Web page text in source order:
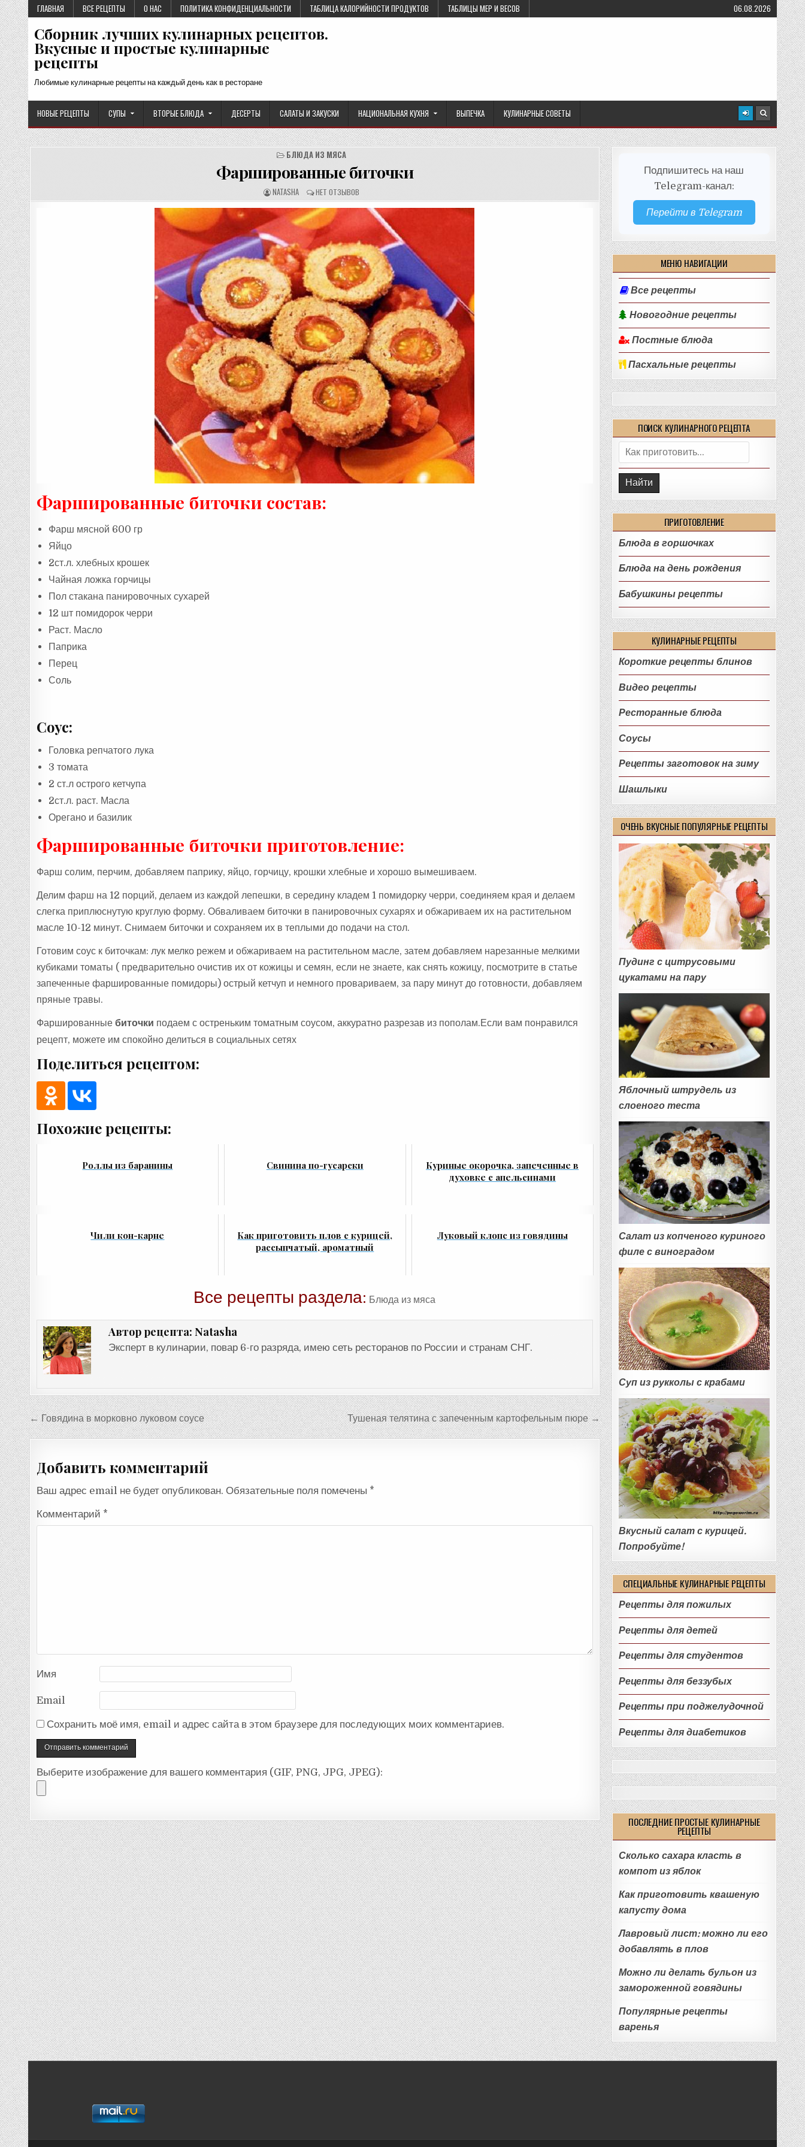
Перейти
к
содержимому
ГЛАВНАЯ ВСЕ РЕЦЕПТЫ О НАС ПОЛИТИКА КОНФИДЕНЦИАЛЬНОСТИ ТАБЛИЦА КАЛОРИЙНОСТИ ПРОДУКТОВ ТАБЛИЦЫ МЕР И ВЕСОВ 06.08.2026
Сборник лучших кулинарных рецептов.
Вкусные и простые кулинарные
рецепты
Любимые кулинарные рецепты на каждый день как в ресторане
НОВЫЕ РЕЦЕПТЫ СУПЫ ВТОРЫЕ БЛЮДА ДЕСЕРТЫ САЛАТЫ И ЗАКУСКИ НАЦИОНАЛЬНАЯ КУХНЯ ВЫПЕЧКА КУЛИНАРНЫЕ СОВЕТЫ
БЛЮДА ИЗ МЯСА
Фаршированные биточки
А
В
Т
О
Р
Е
Ц
Е
П
Т
А
:
NATASHA О
Т
З
Ы
В
Ы
:
НЕТ ОТЗЫВОВ
Фаршированные биточки состав:
Фарш мясной 600 гр
Яйцо
2ст.л. хлебных крошек
Чайная ложка горчицы
Пол стакана панировочных сухарей
12 шт помидорок черри
Раст. Масло
Паприка
Перец
Соль
Соус:
Головка репчатого лука
3 томата
2 ст.л острого кетчупа
2ст.л. раст. Масла
Орегано и базилик
Фаршированные биточки приготовление:
Фарш солим, перчим, добавляем паприку, яйцо, горчицу, крошки хлебные и хорошо вымешиваем.
Делим фарш на 12 порций, делаем из каждой лепешки, в середину кладем 1 помидорку черри, соединяем края и делаем
слегка приплюснутую круглую форму. Обваливаем биточки в панировочных сухарях и обжариваем их на растительном
масле 10-12 минут. Снимаем биточки и сохраняем их в теплыми до подачи на стол.
Готовим соус к биточкам: лук мелко режем и обжариваем на растительном масле, затем добавляем нарезанные мелкими
кубиками томаты ( предварительно очистив их от кожицы и семян, если не знаете, как снять кожицу, посмотрите в статье
запеченные фаршированные помидоры) острый кетчуп и немного провариваем, за пару минут до готовности, добавляем
пряные травы.
Фаршированныебиточки подаем с остреньким томатным соусом, аккуратно разрезав из пополам.Если вам понравился
рецепт, можете им спокойно делиться в социальных сетях
Поделиться рецептом:
Похожие рецепты:
Роллы из баранины Свинина по-гусарски
Куриные окорочка, запеченные в
духовке с апельсинами
Чили кон-карне
Как приготовить плов с курицей,
рассыпчатый, ароматный
Луковый клопс из говядины
Все рецепты раздела: Блюда из мяса
Автор рецепта: Natasha
Эксперт в кулинарии, повар 6-го разряда, имею сеть ресторанов по России и странам СНГ.
Навигация
по
записям
← Говядина в морковно луковом соусе Тушеная телятина с запеченным картофельным пюре →
Добавить комментарий
Ваш адрес email не будет опубликован. Обязательные поля помечены *
Комментарий *
Имя
Email
Сохранить моё имя, email и адрес сайта в этом браузере для последующих моих комментариев.
Выберите изображение для вашего комментария (GIF, PNG, JPG, JPEG):
Подпишитесь на наш
Telegram-канал:
Перейти в Telegram
МЕНЮ НАВИГАЦИИ
Все рецепты
Новогодние рецепты
Постные блюда
Пасхальные рецепты
ПОИСК КУЛИНАРНОГО РЕЦЕПТА
Поиск:
ПРИГОТОВЛЕНИЕ
Блюда в горшочках
Блюда на день рождения
Бабушкины рецепты
КУЛИНАРНЫЕ РЕЦЕПТЫ
Короткие рецепты блинов
Видео рецепты
Ресторанные блюда
Соусы
Рецепты заготовок на зиму
Шашлыки
ОЧЕНЬ ВКУСНЫЕ ПОПУЛЯРНЫЕ РЕЦЕПТЫ
Пудинг с цитрусовыми
цукатами на пару
Яблочный штрудель из
слоеного теста
Салат из копченого куриного
филе с виноградом
Суп из рукколы с крабами
Вкусный салат с курицей.
Попробуйте!
СПЕЦИАЛЬНЫЕ КУЛИНАРНЫЕ РЕЦЕПТЫ
Рецепты для пожилых
Рецепты для детей
Рецепты для студентов
Рецепты для беззубых
Рецепты при поджелудочной
Рецепты для диабетиков
ПОСЛЕДНИЕ ПРОСТЫЕ КУЛИНАРНЫЕ
РЕЦЕПТЫ
Сколько сахара класть в
компот из яблок
Как приготовить квашеную
капусту дома
Лавровый лист: можно ли его
добавлять в плов
Можно ли делать бульон из
замороженной говядины
Популярные рецепты
варенья